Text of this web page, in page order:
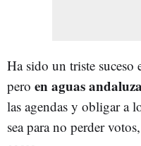
Ha sido un triste suceso
pero en aguas
las agendas y obligar a
sea para no perder